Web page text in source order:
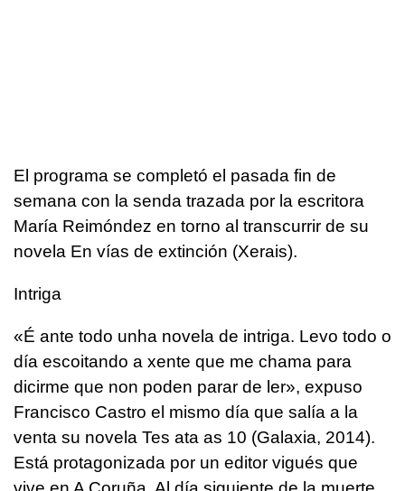
El programa se completó el pasada fin de
semana con la senda trazada por la escritora
María Reimóndez en torno al transcurrir de su
novela En vías de extinción (Xerais).
Intriga
«É ante todo unha novela de intriga. Levo todo o
día escoitando a xente que me chama para
dicirme que non poden parar de ler», expuso
Francisco Castro el mismo día que salía a la
venta su novela Tes ata as 10 (Galaxia, 2014).
Está protagonizada por un editor vigués que